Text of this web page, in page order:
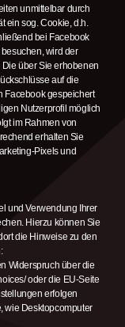
unmittelbar durch
ein sog. Cookie, d.h.
bei Facebook
wird der
Die über Sie erhobenen
auf die
Facebook gespeichert
Nutzerprofil möglich
im Rahmen von
erhalten Sie
Pixels und
und Verwendung Ihrer
Hierzu können Sie
die Hinweise zu den
Widerspruch über die
oder die EU-Seite
erfolgen
wie Desktopcomputer